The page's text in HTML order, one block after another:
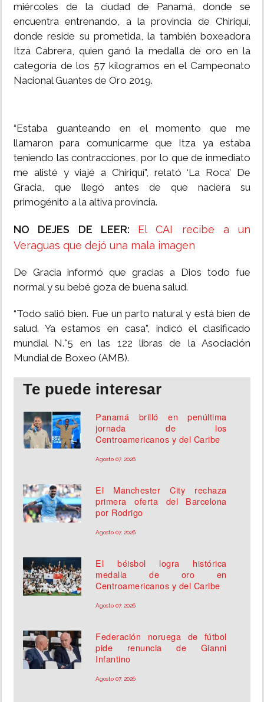
miércoles de la ciudad de Panamá, donde se
encuentra entrenando, a la provincia de Chiriquí,
donde reside su prometida, la también boxeadora
Itza Cabrera, quien ganó la medalla de oro en la
categoría de los 57 kilogramos en el Campeonato
Nacional Guantes de Oro 2019.
“Estaba guanteando en el momento que me
llamaron para comunicarme que Itza ya estaba
teniendo las contracciones, por lo que de inmediato
me alisté y viajé a Chiriquí”, relató ‘La Roca’ De
Gracia, que llegó antes de que naciera su
primogénito a la altiva provincia.
NO DEJES DE LEER: El CAI recibe a un
Veraguas que dejó una mala imagen
De Gracia informó que gracias a Dios todo fue
normal y su bebé goza de buena salud.
“Todo salió bien. Fue un parto natural y está bien de
salud. Ya estamos en casa”, indicó el clasificado
mundial N.°5 en las 122 libras de la Asociación
Mundial de Boxeo (AMB).
Te puede interesar
Panamá brilló en penúltima
jornada de los
Centroamericanos y del Caribe
Agosto 07, 2026
El Manchester City rechaza
primera oferta del Barcelona
por Rodrigo
Agosto 07, 2026
El béisbol logra histórica
medalla de oro en
Centroamericanos y del Caribe
Agosto 07, 2026
Federación noruega de fútbol
pide renuncia de Gianni
Infantino
Agosto 07, 2026